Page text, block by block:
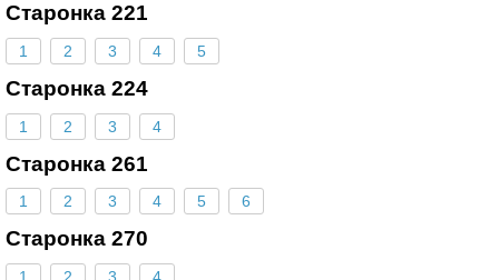
Старонка 221
1 2 3 4 5
Старонка 224
1 2 3 4
Старонка 261
1 2 3 4 5 6
Старонка 270